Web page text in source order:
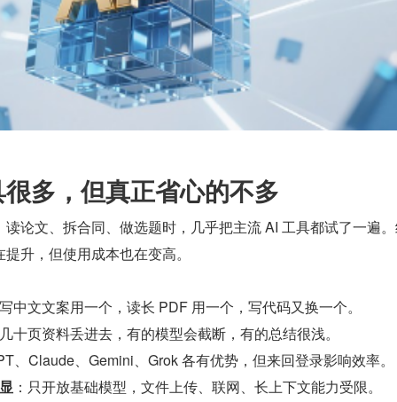
多，但真正省心的不多
论文、拆合同、做选题时，几乎把主流 AI 工具都试了一遍
升，但使用成本也在变高。
中文文案用一个，读长 PDF 用一个，写代码又换一个。
十页资料丢进去，有的模型会截断，有的总结很浅。
、Claude、Gemini、Grok 各有优势，但来回登录影响效率。
：只开放基础模型，文件上传、联网、长上下文能力受限。